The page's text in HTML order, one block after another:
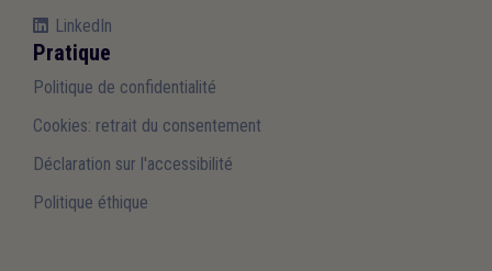
LinkedIn
Pratique
Politique de confidentialité
Cookies: retrait du consentement
Déclaration sur l'accessibilité
Politique éthique